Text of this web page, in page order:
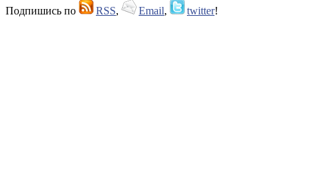
Подпишись по RSS, Email, twitter!